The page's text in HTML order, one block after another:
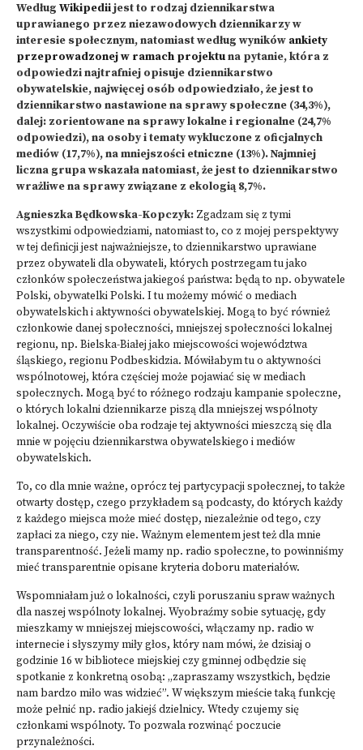
Według Wikipediijest to rodzaj dziennikarstwa
uprawianego przez niezawodowych dziennikarzy w
interesie społecznym, natomiast według wyników ankiety
przeprowadzonej w ramach projektuna pytanie, która z
odpowiedzi najtrafniej opisuje dziennikarstwo
obywatelskie, najwięcej osób odpowiedziało, że jest to
dziennikarstwo nastawione na sprawy społeczne (34,3%),
dalej: zorientowane na sprawy lokalne i regionalne (24,7%
odpowiedzi), na osoby i tematy wykluczone z oficjalnych
mediów (17,7%), na mniejszości etniczne (13%). Najmniej
liczna grupa wskazała natomiast, że jest to dziennikarstwo
wrażliwe na sprawy związane z ekologią 8,7%.
Agnieszka Będkowska-Kopczyk: Zgadzam się z tymi
wszystkimi odpowiedziami, natomiast to, co z mojej perspektywy
w tej definicji jest najważniejsze, to dziennikarstwo uprawiane
przez obywateli dla obywateli, których postrzegam tu jako
członków społeczeństwa jakiegoś państwa: będą to np. obywatele
Polski, obywatelki Polski. I tu możemy mówić o mediach
obywatelskich i aktywności obywatelskiej. Mogą to być również
członkowie danej społeczności, mniejszej społeczności lokalnej
regionu, np. Bielska-Białej jako miejscowości województwa
śląskiego, regionu Podbeskidzia. Mówiłabym tu o aktywności
wspólnotowej, która częściej może pojawiać się w mediach
społecznych. Mogą być to różnego rodzaju kampanie społeczne,
o których lokalni dziennikarze piszą dla mniejszej wspólnoty
lokalnej. Oczywiście oba rodzaje tej aktywności mieszczą się dla
mnie w pojęciu dziennikarstwa obywatelskiego i mediów
obywatelskich.
To, co dla mnie ważne, oprócz tej partycypacji społecznej, to także
otwarty dostęp, czego przykładem są podcasty, do których każdy
z każdego miejsca może mieć dostęp, niezależnie od tego, czy
zapłaci za niego, czy nie. Ważnym elementem jest też dla mnie
transparentność. Jeżeli mamy np. radio społeczne, to powinniśmy
mieć transparentnie opisane kryteria doboru materiałów.
Wspomniałam już o lokalności, czyli poruszaniu spraw ważnych
dla naszej wspólnoty lokalnej. Wyobraźmy sobie sytuację, gdy
mieszkamy w mniejszej miejscowości, włączamy np. radio w
internecie i słyszymy miły głos, który nam mówi, że dzisiaj o
godzinie 16 w bibliotece miejskiej czy gminnej odbędzie się
spotkanie z konkretną osobą: „zapraszamy wszystkich, będzie
nam bardzo miło was widzieć”. W większym mieście taką funkcję
może pełnić np. radio jakiejś dzielnicy. Wtedy czujemy się
członkami wspólnoty. To pozwala rozwinąć poczucie
przynależności.